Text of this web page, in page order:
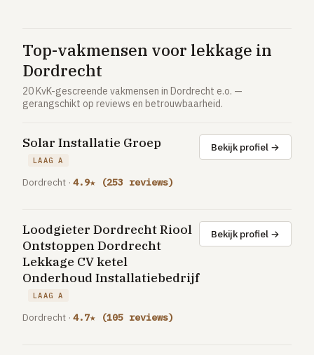
Vloerverwarming aanleggen
Airco installeren
Thermostaat installeren
Zonnepanelen installeren
Spouwmuur isoleren
ELEKTRA
Elektra uitbreiden
Volledig overzicht — alle 23 klussen & prijsranges →
Tools
Top-vakmensen voor lekkage in
Dordrecht
20 KvK-gescreende vakmensen in Dordrecht e.o. —
gerangschikt op reviews en betrouwbaarheid.
Solar Installatie Groep
LAAG A
Dordrecht · 4.9★ (253 reviews)
Bekijk profiel →
Loodgieter Dordrecht Riool
Ontstoppen Dordrecht
Lekkage CV ketel
Onderhoud Installatiebedrijf
LAAG A
Dordrecht · 4.7★ (105 reviews)
Bekijk profiel →